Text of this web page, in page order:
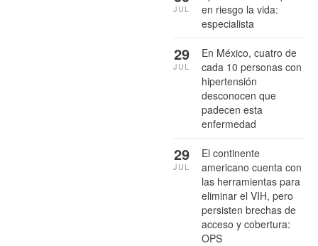
en riesgo la vida:
especialista
JUL
En México, cuatro de
cada 10 personas con
hipertensión
desconocen que
padecen esta
enfermedad
29
JUL
El continente
americano cuenta con
las herramientas para
eliminar el VIH, pero
persisten brechas de
acceso y cobertura:
OPS
29
JUL